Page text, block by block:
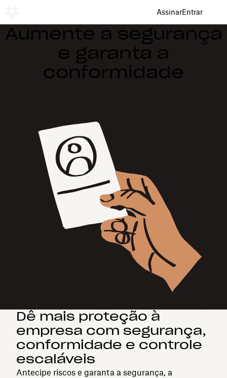
AssinarEntrar
Aumente a segurança
e garanta a
conformidade
Dê mais proteção à
empresa com segurança,
conformidade e controle
escaláveis
Antecipe riscos e garanta a segurança, a